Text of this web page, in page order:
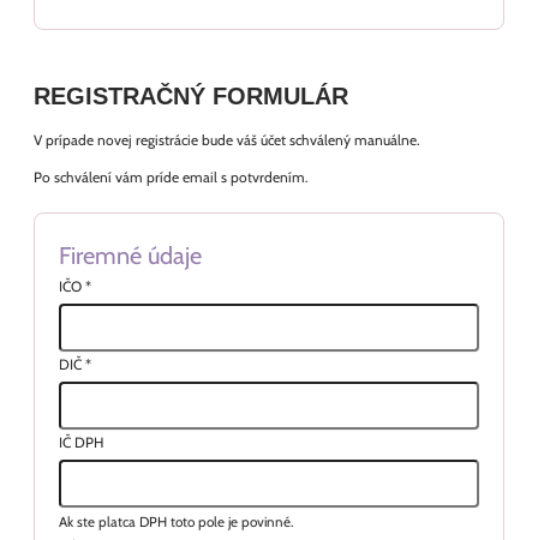
REGISTRAČNÝ FORMULÁR
V prípade novej registrácie bude váš účet schválený manuálne.
Po schválení vám príde email s potvrdením.
Firemné údaje
IČO *
DIČ *
IČ DPH
Ak ste platca DPH toto pole je povinné.